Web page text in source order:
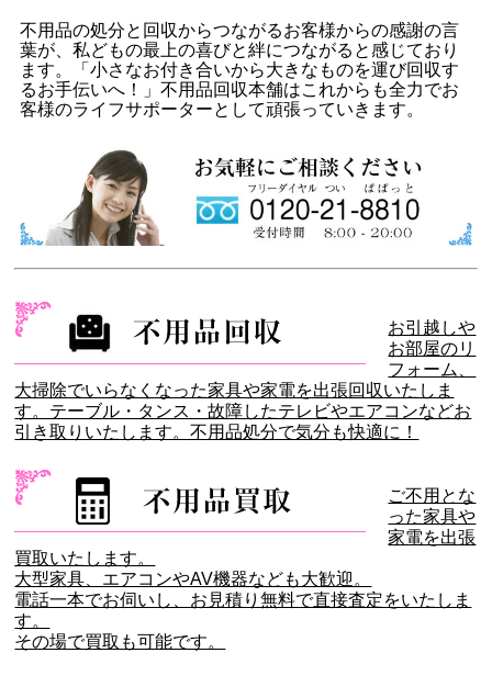
不用品の処分と回収からつながるお客様からの感謝の言
葉が、私どもの最上の喜びと絆につながると感じており
ます。「小さなお付き合いから大きなものを運び回収す
るお手伝いへ！」不用品回収本舗はこれからも全力でお
客様のライフサポーターとして頑張っていきます。
お引越しや
お部屋のリ
フォーム、
大掃除でいらなくなった家具や家電を出張回収いたしま
す。テーブル・タンス・故障したテレビやエアコンなどお
引き取りいたします。不用品処分で気分も快適に！
ご不用とな
った家具や
家電を出張
買取いたします。
大型家具、エアコンやAV機器なども大歓迎。
電話一本でお伺いし、お見積り無料で直接査定をいたしま
す。
その場で買取も可能です。